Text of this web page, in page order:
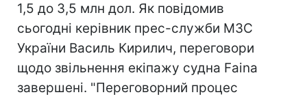
1,5 до 3,5 млн дол. Як повідомив
сьогодні керівник прес-служби МЗС
України Василь Кирилич, переговори
щодо звільнення екіпажу судна Faina
завершені. "Переговорний процес